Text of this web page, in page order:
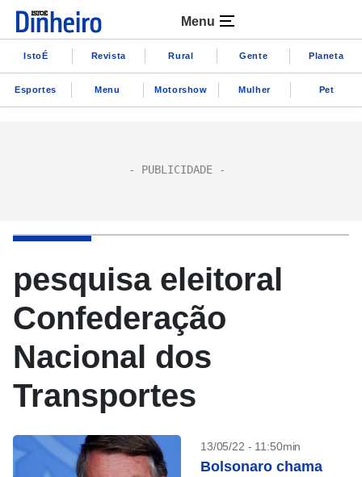
Menu
IstoÉ Revista Rural Gente Planeta
Esportes Menu Motorshow Mulher Pet
pesquisa eleitoral
Confederação
Nacional dos
Transportes
13/05/22 - 11:50min
Bolsonaro chama